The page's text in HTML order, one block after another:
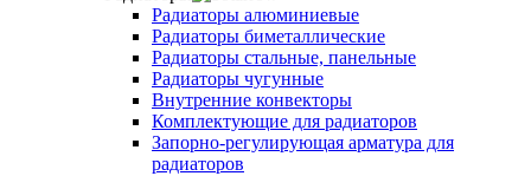
Радиаторы алюминиевые
Радиаторы биметаллические
Радиаторы стальные, панельные
Радиаторы чугунные
Внутренние конвекторы
Комплектующие для радиаторов
Запорно-регулирующая арматура для
радиаторов